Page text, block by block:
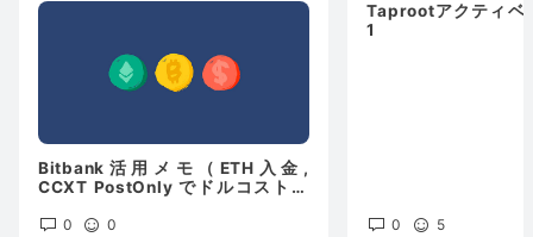
Bitbank活用メモ（ETH入金,
CCXT PostOnly でドルコスト）
0
0
Taprootアクティベ
1
0
5